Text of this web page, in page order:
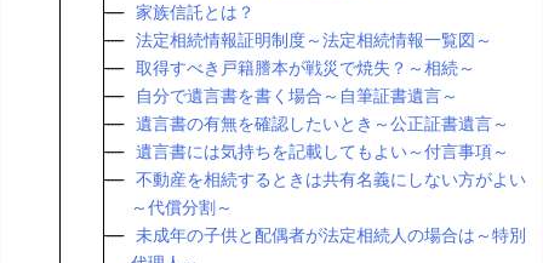
家族信託とは？
法定相続情報証明制度～法定相続情報一覧図～
取得すべき戸籍謄本が戦災で焼失？～相続～
自分で遺言書を書く場合～自筆証書遺言～
遺言書の有無を確認したいとき～公正証書遺言～
遺言書には気持ちを記載してもよい～付言事項～
不動産を相続するときは共有名義にしない方がよい
～代償分割～
未成年の子供と配偶者が法定相続人の場合は～特別